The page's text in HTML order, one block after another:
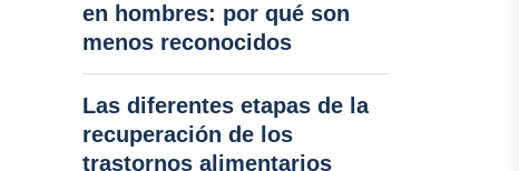
en hombres: por qué son
menos reconocidos
Las diferentes etapas de la
recuperación de los
trastornos alimentarios